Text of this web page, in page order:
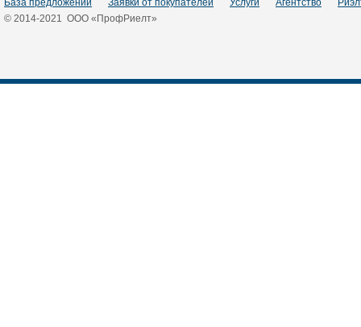
База предложений Заявки от покупателей Услуги Агентство
© 2014-2021 ООО «ПрофРиелт»